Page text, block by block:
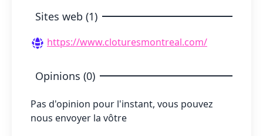
Sites web (1)
https://www.cloturesmontreal.com/
Opinions (0)
Pas d'opinion pour l'instant, vous pouvez
nous envoyer la vôtre